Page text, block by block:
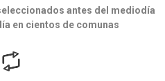
antes del mediodía
en cientos de comunas